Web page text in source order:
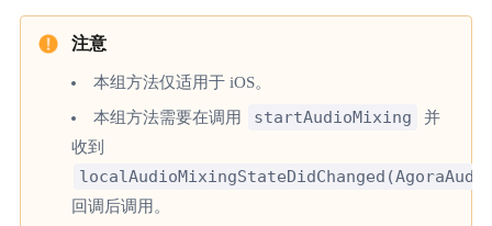
本组方法仅适用于 iOS。
本组方法需要在调用
startAudioMixing
并
收到
回调后调用。